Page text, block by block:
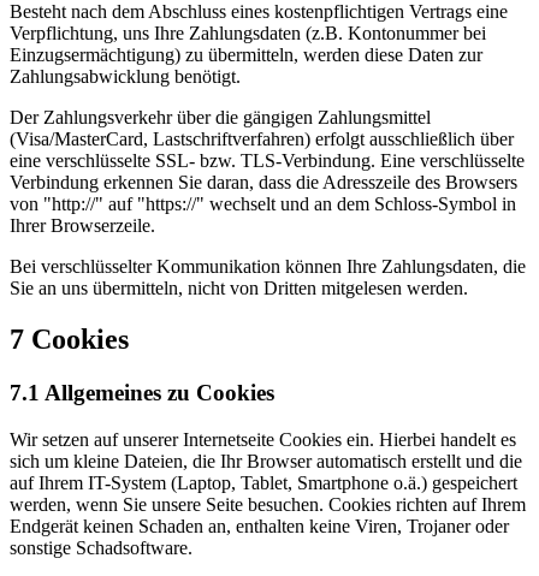
Besteht nach dem Abschluss eines kostenpflichtigen Vertrags eine
Verpflichtung, uns Ihre Zahlungsdaten (z.B. Kontonummer bei
Einzugsermächtigung) zu übermitteln, werden diese Daten zur
Zahlungsabwicklung benötigt.
Der Zahlungsverkehr über die gängigen Zahlungsmittel
(Visa/MasterCard, Lastschriftverfahren) erfolgt ausschließlich über
eine verschlüsselte SSL- bzw. TLS-Verbindung. Eine verschlüsselte
Verbindung erkennen Sie daran, dass die Adresszeile des Browsers
von "http://" auf "https://" wechselt und an dem Schloss-Symbol in
Ihrer Browserzeile.
Bei verschlüsselter Kommunikation können Ihre Zahlungsdaten, die
Sie an uns übermitteln, nicht von Dritten mitgelesen werden.
7 Cookies
7.1 Allgemeines zu Cookies
Wir setzen auf unserer Internetseite Cookies ein. Hierbei handelt es
sich um kleine Dateien, die Ihr Browser automatisch erstellt und die
auf Ihrem IT-System (Laptop, Tablet, Smartphone o.ä.) gespeichert
werden, wenn Sie unsere Seite besuchen. Cookies richten auf Ihrem
Endgerät keinen Schaden an, enthalten keine Viren, Trojaner oder
sonstige Schadsoftware.